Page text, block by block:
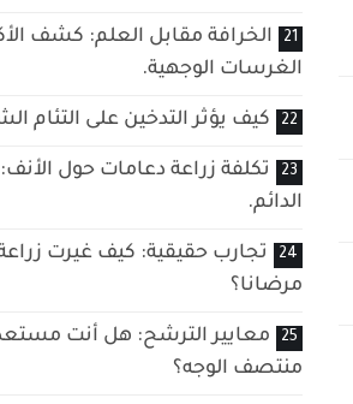
الخرافة مقابل العلم: كشف
الغرسات الوجهية.
كيف يؤثر التدخين على التئام
تكلفة زراعة دعامات حول
الدائم.
تجارب حقيقية: كيف غيرت
مرضانا؟
معايير الترشح: هل أنت
منتصف الوجه؟